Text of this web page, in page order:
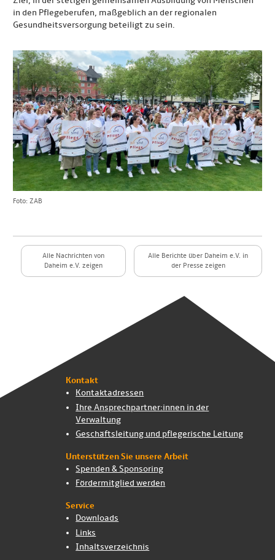
in den Pflegeberufen, maßgeblich an der regionalen
Gesundheitsversorgung beteiligt zu sein.
Foto: ZAB
Alle Nachrichten von
Daheim e.V. zeigen
Alle Berichte über Daheim e.V. in
der Presse zeigen
Kontakt
Kontaktadressen
Ihre Ansprech­partner:innen in der
Verwaltung
Geschäftsleitung und pflegerische Leitung
Unterstützen Sie unsere Arbeit
Spenden & Sponsoring
Fördermitglied werden
Service
Downloads
Links
Inhalts­verzeichnis